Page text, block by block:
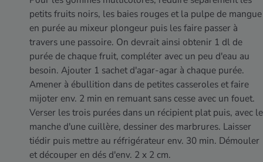
petits fruits noirs, les baies rouges et la pulpe de mangue
en purée au mixeur plongeur puis les faire passer à
travers une passoire. On devrait ainsi obtenir 1 dl de
purée de chaque fruit, compléter avec un peu d'eau au
besoin. Ajouter 1 sachet d'agar-agar à chaque purée.
Amener à ébullition dans de petites casseroles et faire
mijoter env. 2 min en remuant sans cesse avec un fouet.
Verser les trois purées dans un récipient plat puis, avec le
manche d'une cuillère, dessiner des marbrures. Laisser
tiédir puis mettre au réfrigérateur env. 30 min. Démouler
et découper en dés d'env. 2 x 2 cm.